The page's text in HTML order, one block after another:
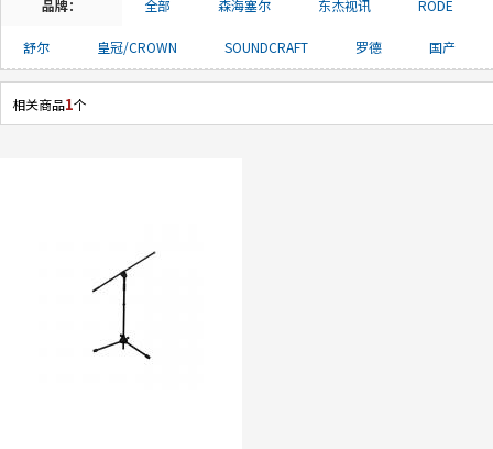
品牌： 全部 森海塞尔 东杰视讯 RODE
舒尔 皇冠/CROWN SOUNDCRAFT 罗德 国产
相关商品1个